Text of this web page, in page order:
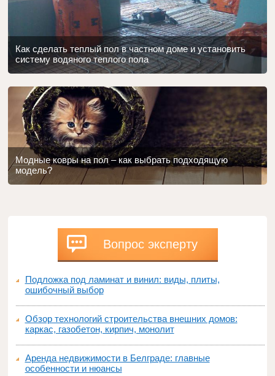
Как сделать теплый пол в частном доме и установить
систему водяного теплого пола
Модные ковры на пол – как выбрать подходящую
модель?
Вопрос эксперту
Подложка под ламинат и винил: виды, плиты,
ошибочный выбор
Обзор технологий строительства внешних домов:
каркас, газобетон, кирпич, монолит
Аренда недвижимости в Белграде: главные
особенности и нюансы